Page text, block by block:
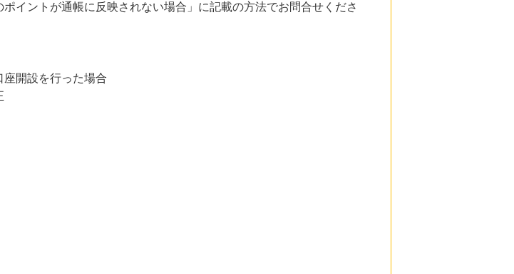
イントが通帳に反映されない場合」に記載の方法でお問合せくださ
座開設を行った場合